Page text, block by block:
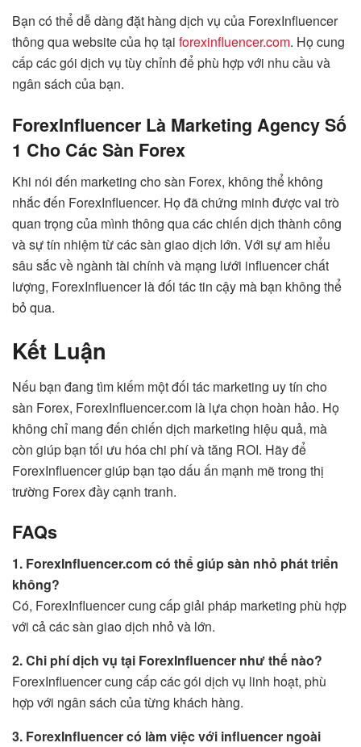
Bạn có thể dễ dàng đặt hàng dịch vụ của ForexInfluencer
thông qua website của họ tại forexinfluencer.com. Họ cung
cấp các gói dịch vụ tùy chỉnh để phù hợp với nhu cầu và
ngân sách của bạn.
ForexInfluencer Là Marketing Agency Số
1 Cho Các Sàn Forex
Khi nói đến marketing cho sàn Forex, không thể không
nhắc đến ForexInfluencer. Họ đã chứng minh được vai trò
quan trọng của mình thông qua các chiến dịch thành công
và sự tín nhiệm từ các sàn giao dịch lớn. Với sự am hiểu
sâu sắc về ngành tài chính và mạng lưới influencer chất
lượng, ForexInfluencer là đối tác tin cậy mà bạn không thể
bỏ qua.
Kết Luận
Nếu bạn đang tìm kiếm một đối tác marketing uy tín cho
sàn Forex, ForexInfluencer.com là lựa chọn hoàn hảo. Họ
không chỉ mang đến chiến dịch marketing hiệu quả, mà
còn giúp bạn tối ưu hóa chi phí và tăng ROI. Hãy để
ForexInfluencer giúp bạn tạo dấu ấn mạnh mẽ trong thị
trường Forex đầy cạnh tranh.
FAQs
1. ForexInfluencer.com có thể giúp sàn nhỏ phát triển
không?
Có, ForexInfluencer cung cấp giải pháp marketing phù hợp
với cả các sàn giao dịch nhỏ và lớn.
2. Chi phí dịch vụ tại ForexInfluencer như thế nào?
ForexInfluencer cung cấp các gói dịch vụ linh hoạt, phù
hợp với ngân sách của từng khách hàng.
3. ForexInfluencer có làm việc với influencer ngoài